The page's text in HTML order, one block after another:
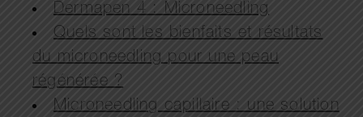
Dermapen 4 : Microneedling
Quels sont les bienfaits et résultats
du microneedling pour une peau
régénérée ?
Microneedling capillaire : une solution